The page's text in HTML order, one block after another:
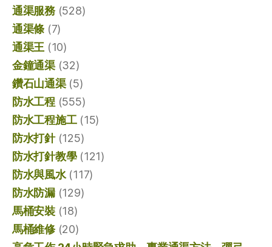
通渠服務(528)
通渠條 (7)
通渠王 (10)
金鐘通渠(32)
鑽石山通渠(5)
防水工程(555)
防水工程施工(15)
防水打針(125)
防水打針教學(121)
防水與風水(117)
防水防漏(129)
馬桶安裝(18)
馬桶維修(20)